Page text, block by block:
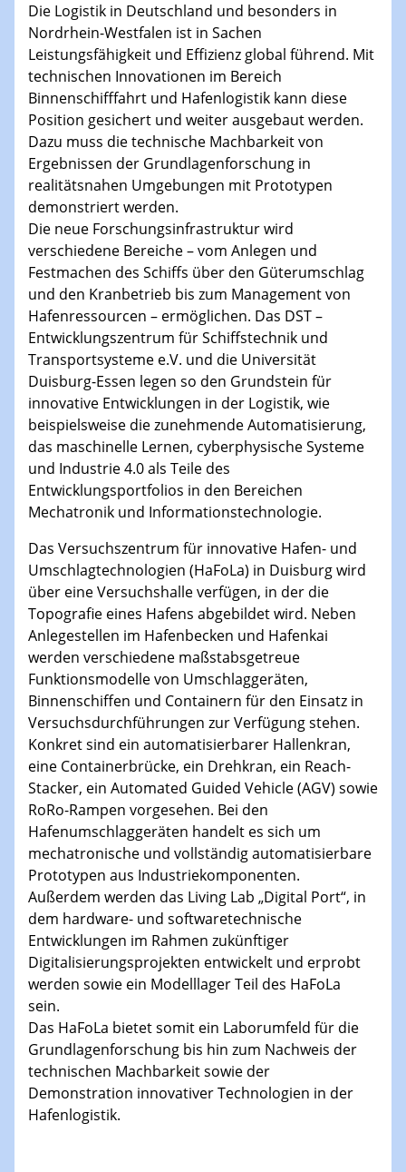
Die Logistik in Deutschland und besonders in
Nordrhein-Westfalen ist in Sachen
Leistungsfähigkeit und Effizienz global führend. Mit
technischen Innovationen im Bereich
Binnenschifffahrt und Hafenlogistik kann diese
Position gesichert und weiter ausgebaut werden.
Dazu muss die technische Machbarkeit von
Ergebnissen der Grundlagenforschung in
realitätsnahen Umgebungen mit Prototypen
demonstriert werden.
Die neue Forschungsinfrastruktur wird
verschiedene Bereiche – vom Anlegen und
Festmachen des Schiffs über den Güterumschlag
und den Kranbetrieb bis zum Management von
Hafenressourcen – ermöglichen. Das DST –
Entwicklungszentrum für Schiffstechnik und
Transportsysteme e.V. und die Universität
Duisburg-Essen legen so den Grundstein für
innovative Entwicklungen in der Logistik, wie
beispielsweise die zunehmende Automatisierung,
das maschinelle Lernen, cyberphysische Systeme
und Industrie 4.0 als Teile des
Entwicklungsportfolios in den Bereichen
Mechatronik und Informationstechnologie.
Das Versuchszentrum für innovative Hafen- und
Umschlagtechnologien (HaFoLa) in Duisburg wird
über eine Versuchshalle verfügen, in der die
Topografie eines Hafens abgebildet wird. Neben
Anlegestellen im Hafenbecken und Hafenkai
werden verschiedene maßstabsgetreue
Funktionsmodelle von Umschlaggeräten,
Binnenschiffen und Containern für den Einsatz in
Versuchsdurchführungen zur Verfügung stehen.
Konkret sind ein automatisierbarer Hallenkran,
eine Containerbrücke, ein Drehkran, ein Reach-
Stacker, ein Automated Guided Vehicle (AGV) sowie
RoRo-Rampen vorgesehen. Bei den
Hafenumschlaggeräten handelt es sich um
mechatronische und vollständig automatisierbare
Prototypen aus Industriekomponenten.
Außerdem werden das Living Lab „Digital Port“, in
dem hardware- und softwaretechnische
Entwicklungen im Rahmen zukünftiger
Digitalisierungsprojekten entwickelt und erprobt
werden sowie ein Modelllager Teil des HaFoLa
sein.
Das HaFoLa bietet somit ein Laborumfeld für die
Grundlagenforschung bis hin zum Nachweis der
technischen Machbarkeit sowie der
Demonstration innovativer Technologien in der
Hafenlogistik.